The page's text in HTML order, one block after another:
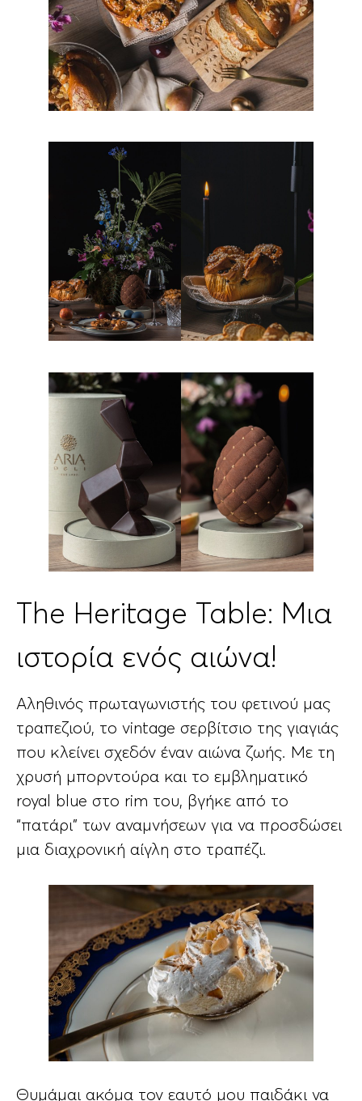
The Heritage Table: Μια
ιστορία ενός αιώνα!
Αληθινός πρωταγωνιστής του φετινού μας
τραπεζιού, το vintage σερβίτσιο της γιαγιάς
που κλείνει σχεδόν έναν αιώνα ζωής. Με τη
χρυσή μπορντούρα και το εμβληματικό
royal blue στο rim του, βγήκε από το
“πατάρι” των αναμνήσεων για να προσδώσει
μια διαχρονική αίγλη στο τραπέζι.
Θυμάμαι ακόμα τον εαυτό μου παιδάκι να